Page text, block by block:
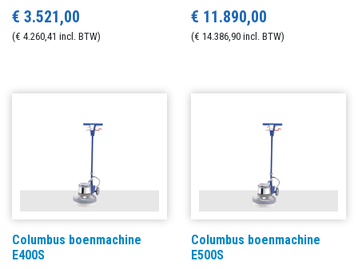
€ 3.521,00
(€ 4.260,41 incl. BTW)
€ 11.890,00
(€ 14.386,90 incl. BTW)
Columbus boenmachine
E400S
Columbus boenmachine
E500S